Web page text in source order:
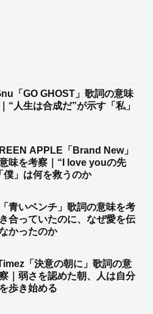
「GO GHOST」歌詞の意味
“人生は合成だ”が示す「私」
APPLE「Brand New」
味を考察｜“I love youの先
僕」は何を救うのか
青いベンチ」歌詞の意味を考
合っていたのに、なぜ愛を伝
かったのか
「決意の朝に」歌詞の意
｜弱さを認めた朝、人は自分
歩き始める